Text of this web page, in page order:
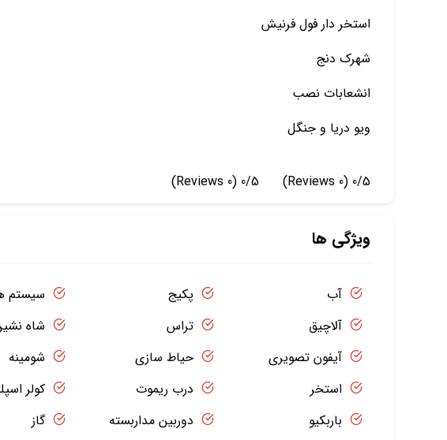
استخر دار فول فرنیش
شهرک دنج
انشعابات نصب
ویو دریا و جنگل
0/5
(0 Reviews)
0/5
(0 Reviews)
ویژگی ها
آب
آلاچیق
آیفون تصویری
استخر
باربکیو
پکیج
تراس
حیاط سازی
درب ریموت
دوربین مداربسته
سیستم
شاه
شومینه
کولر
گاز